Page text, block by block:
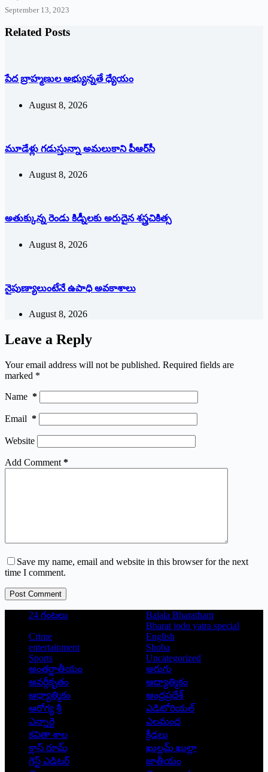
September 13, 2023
Related Posts
పేద బ్రాహ్మణుల అభ్యున్నతే ధ్యేయం
August 8, 2026
మూడేళ్లు గ‌డుస్తున్నా అమ‌లుకాని పీఆర్‌సీ
August 8, 2026
అతుక్కున్న రెండు కిడ్నీలకు అరుదైన శస్త్రచికిత్స
August 8, 2026
నైపుణ్యాలుంటేనే ఉపాధి అవకాశాలు
August 8, 2026
Leave a Reply
Your email address will not be published. Required fields are
marked *
Name *
Email *
Website
Add Comment *
Save my name, email and website in this browser for the next
time I comment.
Post Comment
24 గంటలు
Balala Bharatham
Bharat jodo yatra special
Crime
English
entertainment
Shoba
Sports
Uncategorized
అంతర్జాతీయం
అరుగు
అవర్గీకృతం
ఆద్యాత్మికం
ఆధ్యాత్మికం
ఆంధ్రప్రదేశ్
ఆరోగ్య శ్రీ
ఎడిటోరియల్
ఎన్నారై
ఎలమంద
కవితా శాల
క్రీడలు
క్లాస్ రూమ్
ఖుల్లమ్ ఖుల్లా
గెస్ట్ ఎడిటర్
జాతీయం